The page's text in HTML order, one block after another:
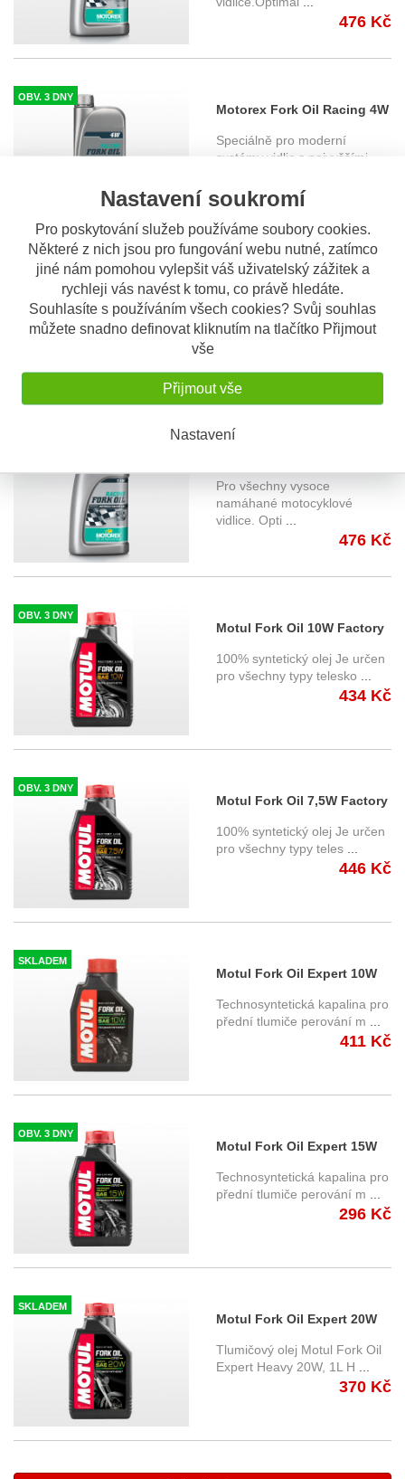
Nastavení soukromí
Pro poskytování služeb používáme soubory cookies.
Některé z nich jsou pro fungování webu nutné, zatímco
jiné nám pomohou vylepšit váš uživatelský zážitek a
rychleji vás navést k tomu, co právě hledáte.
Souhlasíte s používáním všech cookies? Svůj souhlas
můžete snadno definovat kliknutím na tlačítko Přijmout
vše
Přijmout vše
Nastavení
476 Kč
OBV. 3 DNY
Motorex Fork Oil Racing 4W
1l. - Tlumičový olej
Speciálně pro moderní
systémy vidlic s nejvyššími
OBV. 3 DNY
Motorex Fork Oil Racing 5W
1l. - Tlumičový olej
Pro všechny vysoce
namáhané motocyklové
476 Kč
7,5W 1 litr
Pro všechny vysoce
namáhané motocyklové
vidlice. Opti
476 Kč
OBV. 3 DNY
Motul Fork Oil 10W Factory
Line 1 litr
100% syntetický olej Je určen
pro všechny typy telesko
434 Kč
OBV. 3 DNY
Motul Fork Oil 7,5W Factory
Line 1 litr
100% syntetický olej Je určen
pro všechny typy teles
446 Kč
SKLADEM
Motul Fork Oil Expert 10W
Medium 1 litr
Technosyntetická kapalina pro
přední tlumiče perování m
411 Kč
OBV. 3 DNY
Motul Fork Oil Expert 15W
Medium/Heavy 1 litr
Technosyntetická kapalina pro
přední tlumiče perování m
296 Kč
SKLADEM
Motul Fork Oil Expert 20W
Heavy, 1L Tlumičový olej
Tlumičový olej Motul Fork Oil
Expert Heavy 20W, 1L H
370 Kč